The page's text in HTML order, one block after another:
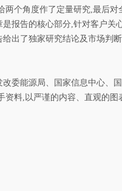
两个角度作了定量研究,最后
报告的核心部分,针对客户关
出了独家研究结论及市场判
能源局、国家信息中心、
料,以严谨的内容、直观的图